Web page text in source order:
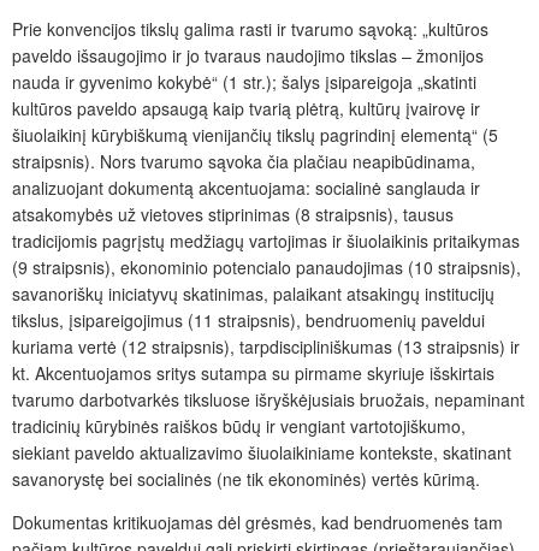
Prie konvencijos tikslų galima rasti ir tvarumo sąvoką: „kultūros
paveldo išsaugojimo ir jo tvaraus naudojimo tikslas – žmonijos
nauda ir gyvenimo kokybė“ (1 str.); šalys įsipareigoja „skatinti
kultūros paveldo apsaugą kaip tvarią plėtrą, kultūrų įvairovę ir
šiuolaikinį kūrybiškumą vienijančių tikslų pagrindinį elementą“ (5
straipsnis). Nors tvarumo sąvoka čia plačiau neapibūdinama,
analizuojant dokumentą akcentuojama: socialinė sanglauda ir
atsakomybės už vietoves stiprinimas (8 straipsnis), tausus
tradicijomis pagrįstų medžiagų vartojimas ir šiuolaikinis pritaikymas
(9 straipsnis), ekonominio potencialo panaudojimas (10 straipsnis),
savanoriškų iniciatyvų skatinimas, palaikant atsakingų institucijų
tikslus, įsipareigojimus (11 straipsnis), bendruomenių paveldui
kuriama vertė (12 straipsnis), tarpdiscipliniškumas (13 straipsnis) ir
kt. Akcentuojamos sritys sutampa su pirmame skyriuje išskirtais
tvarumo darbotvarkės tiksluose išryškėjusiais bruožais, nepaminant
tradicinių kūrybinės raiškos būdų ir vengiant vartotojiškumo,
siekiant paveldo aktualizavimo šiuolaikiniame kontekste, skatinant
savanorystę bei socialinės (ne tik ekonominės) vertės kūrimą.
Dokumentas kritikuojamas dėl grėsmės, kad bendruomenės tam